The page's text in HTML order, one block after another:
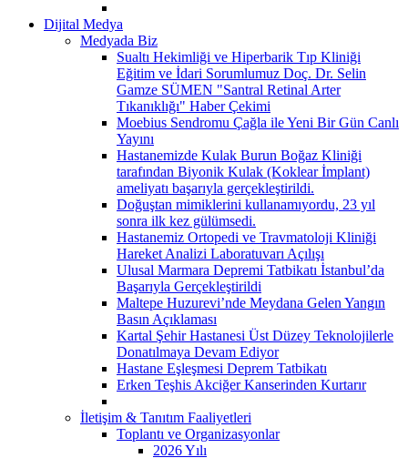
Dijital Medya
Medyada Biz
Sualtı Hekimliği ve Hiperbarik Tıp Kliniği
Eğitim ve İdari Sorumlumuz Doç. Dr. Selin
Gamze SÜMEN "Santral Retinal Arter
Tıkanıklığı" Haber Çekimi
Moebius Sendromu Çağla ile Yeni Bir Gün Canlı
Yayını
Hastanemizde Kulak Burun Boğaz Kliniği
tarafından Biyonik Kulak (Koklear İmplant)
ameliyatı başarıyla gerçekleştirildi.
Doğuştan mimiklerini kullanamıyordu, 23 yıl
sonra ilk kez gülümsedi.
Hastanemiz Ortopedi ve Travmatoloji Kliniği
Hareket Analizi Laboratuvarı Açılışı
Ulusal Marmara Depremi Tatbikatı İstanbul’da
Başarıyla Gerçekleştirildi
Maltepe Huzurevi’nde Meydana Gelen Yangın
Basın Açıklaması
Kartal Şehir Hastanesi Üst Düzey Teknolojilerle
Donatılmaya Devam Ediyor
Hastane Eşleşmesi Deprem Tatbikatı
Erken Teşhis Akciğer Kanserinden Kurtarır
İletişim & Tanıtım Faaliyetleri
Toplantı ve Organizasyonlar
2026 Yılı